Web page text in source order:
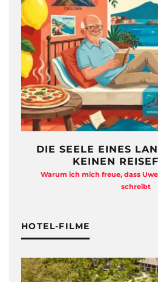
DIE SEELE EINES
KEINEN
Warum ich mich freue, dass
schreibt
HOTEL-FILME